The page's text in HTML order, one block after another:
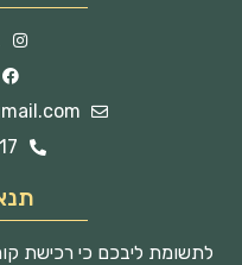
לתשומת ליבכם כי רכישת